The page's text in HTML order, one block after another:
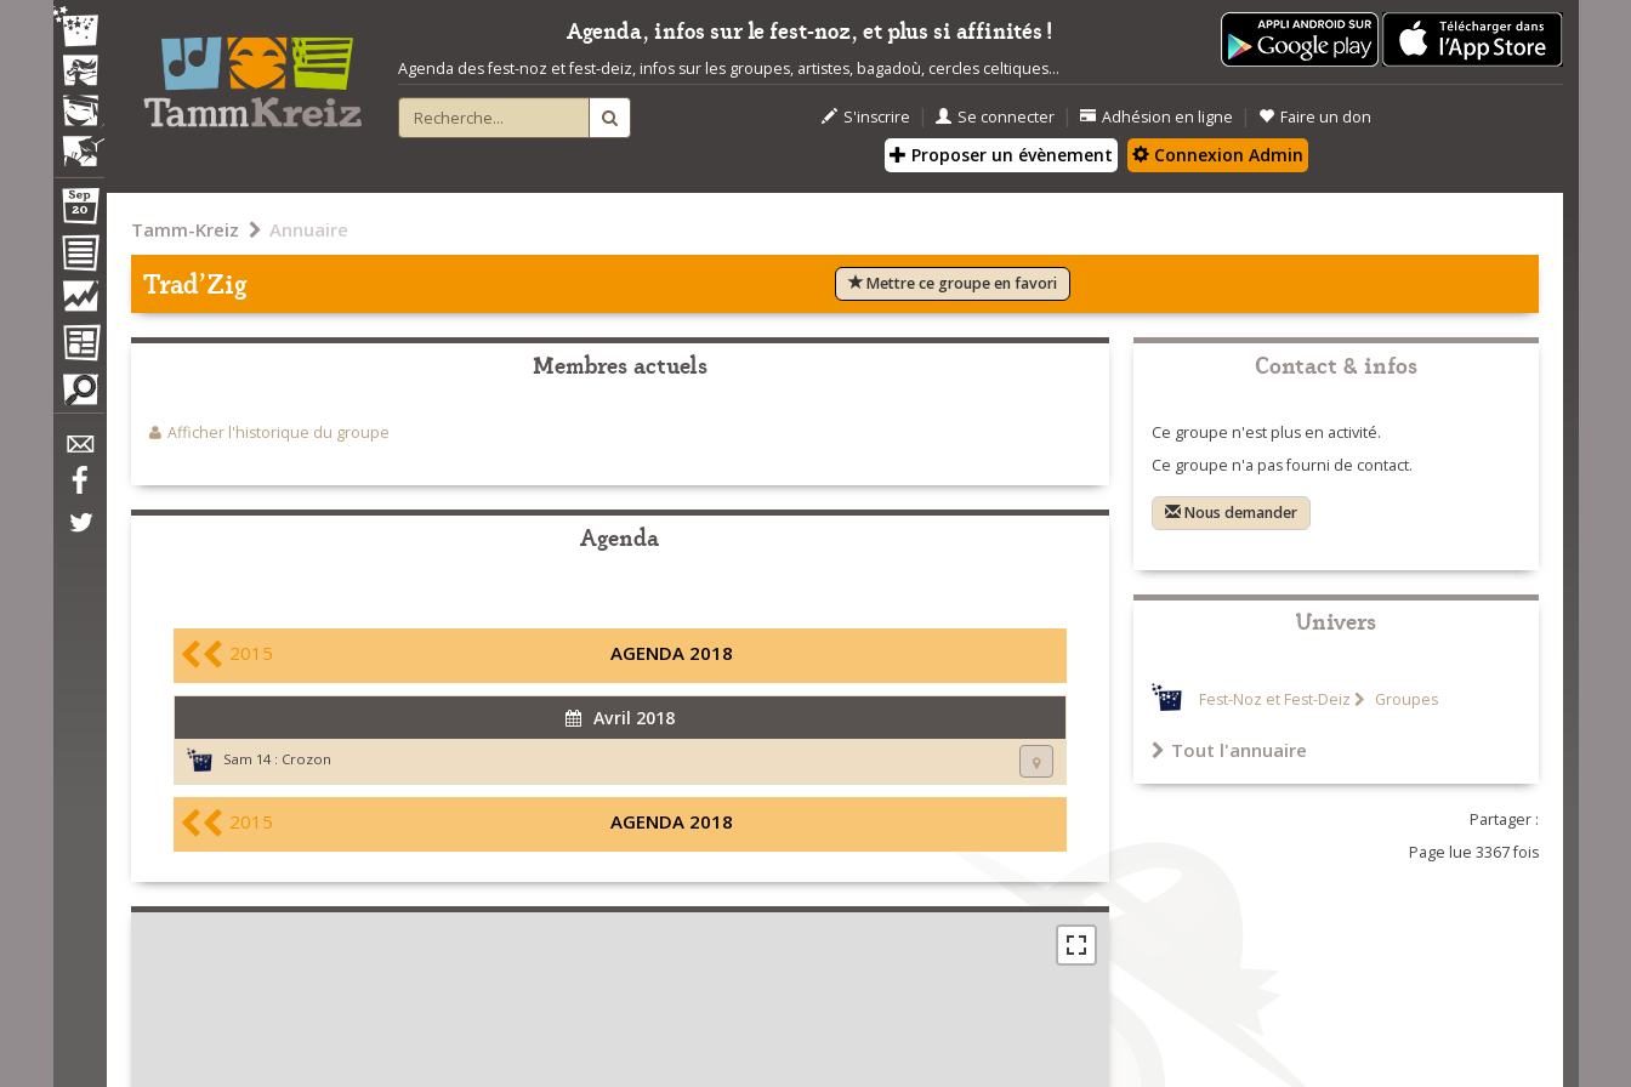
Agenda, infos sur le fest-noz, et plus si affinités !
Agenda des fest-noz et fest-deiz, infos sur les groupes, artistes, bagadoù, cercles celtiques...
S'inscrire | Se connecter | Adhésion en ligne | Faire un don
Proposer un évènement Connexion Admin
Tamm-Kreiz Annuaire
Trad'Zig Mettre ce groupe en favori
Membres actuels
Afficher l'historique du groupe
Agenda
2015 AGENDA 2018
Avril 2018
Sam 14 : Crozon
2015 AGENDA 2018
Contact & infos
Ce groupe n'est plus en activité.
Ce groupe n'a pas fourni de contact.
Nous demander
Univers
Fest-Noz et Fest-Deiz Groupes
Tout l'annuaire
Partager :
Page lue 3367 fois